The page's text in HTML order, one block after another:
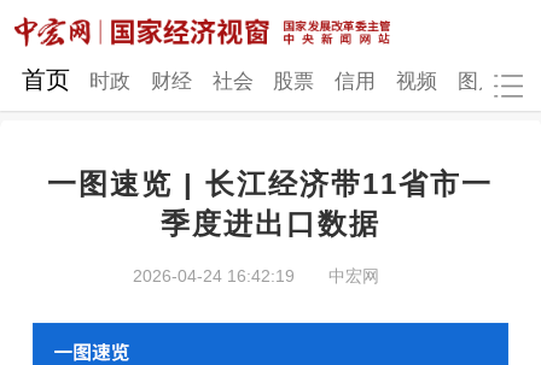
网站地图
财经 社会
图片
首页 时政 财经 社会 股票 信用 视频 图片
一图速览 | 长江经济带11省市一
季度进出口数据
2026-04-24 16:42:19 中宏网